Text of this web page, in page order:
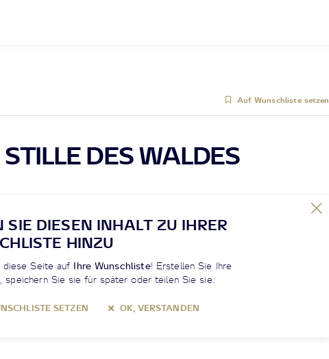
Auf Wunschliste setzen
DES WALDES
SIE DIESEN INHALT ZU IHRER
HINZU
diese Seite auf Ihre Wunschliste! Erstellen Sie Ihre
speichern Sie sie für später oder teilen Sie sie.
SETZEN OK, VERSTANDEN